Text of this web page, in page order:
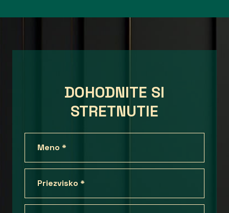
DOHODNITE SI
STRETNUTIE